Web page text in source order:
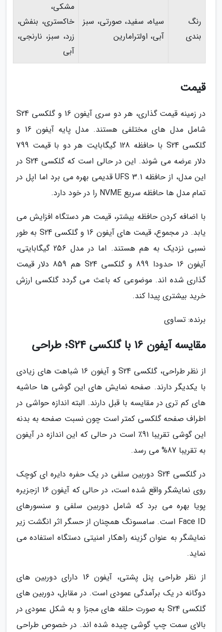
رنگ
بندی
سیاه، سفید، صورتی، سبز
آبی، اولترامارین
مشکی،
خاکستری، بنفش،
زرد، سبز، نارنجی،
آبی
قیمت
در زمینه قیمت گذاری، هر دو سری آیفون 16 و گلکسی S24
شامل مدل های مختلفی هستند. مدل پایه آیفون 16 و
گلکسی S24 با حافظه 128 گیگابایت هر دو با قیمت 799
دلار عرضه می شوند. این در حالی است که گلکسی S24 در
این مدل، از حافظه UFS 3.1 قدیمی بهره می برد اما اپل در
تمام مدل ها حافظه سریع NVME را در خود دارد.
با اضافه کردن حافظه بیشتر، قیمت هر دستگاه افزایش می
یابد. در مجموع، قیمت های آیفون 16 و گلکسی S24 به طور
نسبی نزدیک به هم هستند. اما در مدل 256 گیگابایتی،
آیفون 16 حدودا 899 و گلکسی S24 هم 859 دلار قیمت
گذاری شده اند. موضوعی که باعث می گردد گلکسی ارزش
خرید بیشتری پیدا کند.
برنده: تساوی
مقایسه آیفون 16 با گلکسی S24؛ طراحی
از نظر طراحی، گلکسی S24 و آیفون 16 شباهت های زیادی
با یکدیگر دارند. صفحه نمایش های این گوشی ها حاشیه
های کم تری در مقایسه با قبل دارند. البته اندازه حواشی در
اطراف صفحه گلکسی کمتر است چون نسبت صفحه به بدنه
این گوشی تقریبا 91٪ است در حالی که این اندازه در آیفون
به تقریبا 87% می رسد.
در گلکسی S24 دوربین سلفی در یک حفره دایره ای کوچک
روی نمایشگر واقع شده است، در حالی که آیفون 16 ازجزیره
پویا بهره می برد که شامل دوربین سلفی و سنسورهای
Face ID است. سامسونگ همچنان از حسگر اثر انگشت زیر
نمایشگر به عنوان گزینه راهکار امنیتی دستگاه استفاده می
نماید.
از نظر طراحی پنل پشتی، آیفون 16 دارای دوربین های
دوگانه در یک برآمدگی عمودی است. در مقابل، دوربین های
گلکسی S24 به صورت حلقه های مجزا و به شکل عمودی در
بالای سمت چپ گوشی چیده شده اند. در خصوص طراحی